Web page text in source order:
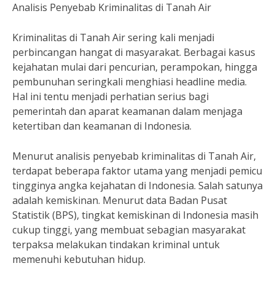
Analisis Penyebab Kriminalitas di Tanah Air
Kriminalitas di Tanah Air sering kali menjadi
perbincangan hangat di masyarakat. Berbagai kasus
kejahatan mulai dari pencurian, perampokan, hingga
pembunuhan seringkali menghiasi headline media.
Hal ini tentu menjadi perhatian serius bagi
pemerintah dan aparat keamanan dalam menjaga
ketertiban dan keamanan di Indonesia.
Menurut analisis penyebab kriminalitas di Tanah Air,
terdapat beberapa faktor utama yang menjadi pemicu
tingginya angka kejahatan di Indonesia. Salah satunya
adalah kemiskinan. Menurut data Badan Pusat
Statistik (BPS), tingkat kemiskinan di Indonesia masih
cukup tinggi, yang membuat sebagian masyarakat
terpaksa melakukan tindakan kriminal untuk
memenuhi kebutuhan hidup.